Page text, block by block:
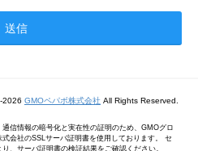
2026 GMOペパボ株式会社 All Rights Reserved.
通信情報の暗号化と実在性の証明のため、GMOグロ
式会社のSSLサーバ証明書を使用しております。 セ
り、サーバ証明書の検証結果をご確認ください。